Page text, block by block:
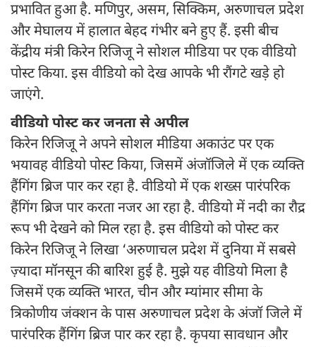
प्रभावित हुआ है. मणिपुर, असम, सिक्किम, अरुणाचल प्रदेश
और मेघालय में हालात बेहद गंभीर बने हुए हैं. इसी बीच
केंद्रीय मंत्री किरेन रिजिजू ने सोशल मीडिया पर एक वीडियो
पोस्ट किया. इस वीडियो को देख आपके भी रौंगटे खड़े हो
जाएंगे.
वीडियो पोस्ट कर जनता से अपील
किरेन रिजिजू ने अपने सोशल मीडिया अकाउंट पर एक
भयावह वीडियो पोस्ट किया, जिसमें अंजॉजिले में एक व्यक्ति
हैंगिंग ब्रिज पार कर रहा है. वीडियो में एक शख्स पारंपरिक
हैंगिंग ब्रिज पार करता नजर आ रहा है. वीडियो में नदी का रौद्र
रूप भी देखने को मिल रहा है. इस वीडियो को पोस्ट कर
किरेन रिजिजू ने लिखा ‘अरुणाचल प्रदेश में दुनिया में सबसे
ज़्यादा मॉनसून की बारिश हुई है. मुझे यह वीडियो मिला है
जिसमें एक व्यक्ति भारत, चीन और म्यांमार सीमा के
त्रिकोणीय जंक्शन के पास अरुणाचल प्रदेश के अंजॉ जिले में
पारंपरिक हैंगिंग ब्रिज पार कर रहा है. कृपया सावधान और